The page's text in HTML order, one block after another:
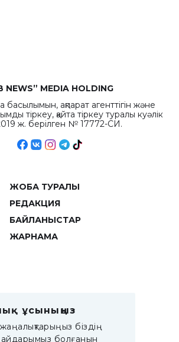
NEWS” MEDIA HOLDING
басылымын, ақпарат агенттігін және
тіркеу, қайта тіркеу туралы куәлік
ж. берілген № 17772-СИ.
ЖОБА ТУРАЛЫ
РЕДАКЦИЯ
БАЙЛАНЫСТАР
ЖАРНАМА
ұсыныңыз
біздің
айдарымыз болғанын